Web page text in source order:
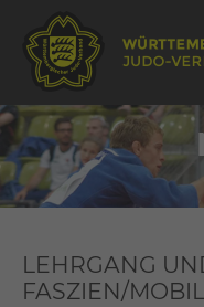
LEHRGANG
FASZIEN/